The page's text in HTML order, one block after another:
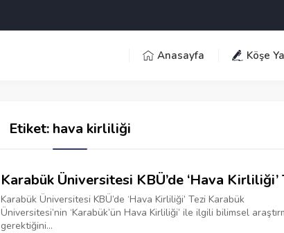
Anasayfa Köşe
Etiket: hava kirliliği
Karabük Üniversitesi KBÜ’de ‘Hava Kirliliği’
Karabük Üniversitesi KBÜ’de ‘Hava Kirliliği’ Tezi Karabük
Üniversitesi’nin ‘Karabük’ün Hava Kirliliği’ ile ilgili bilimsel
gerektiğini...